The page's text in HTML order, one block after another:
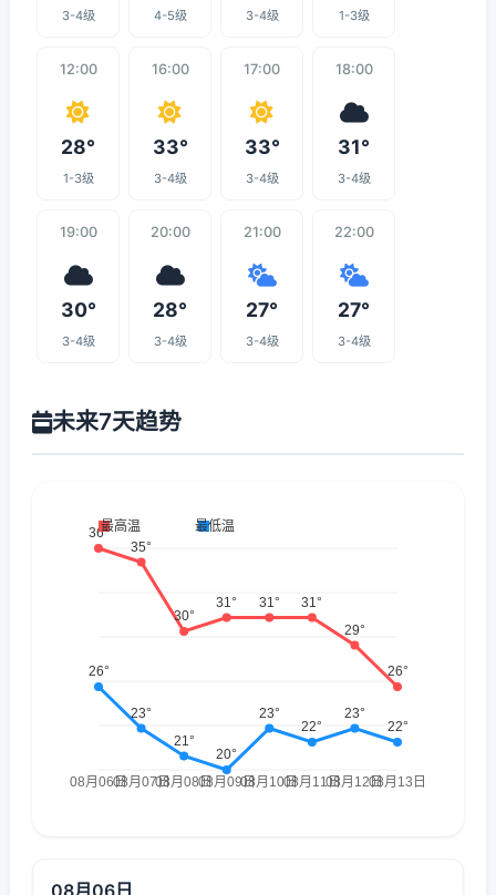
3-4级 4-5级 3-4级 1-3级
12:00
28°
1-3级
16:00
33°
3-4级
17:00
33°
3-4级
18:00
31°
3-4级
19:00
30°
3-4级
20:00
28°
3-4级
21:00
27°
3-4级
22:00
27°
3-4级
未来7天趋势
08月06日